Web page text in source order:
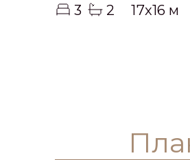
3 2 17x16 м